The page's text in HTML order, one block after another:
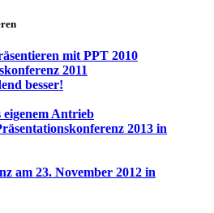
mit PPT 2010
2011
besser!
Antrieb
2013 in
am 23. November 2012 in